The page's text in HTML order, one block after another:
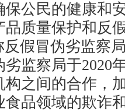
公民的健康和
质量保护和反
反假冒伪劣监察
监察局于2020
之间的合作，
品领域的欺诈